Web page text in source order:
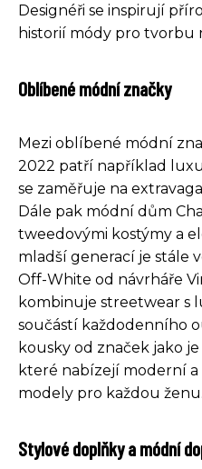
Designéři se inspirují
historií módy pro tvorbu
Oblíbené módní značky
Mezi oblíbené módní
2022 patří například
se zaměřuje na
Dále pak módní dům
tweedovými kostýmy a
mladší generací je stále
Off-White od návrháře
kombinuje streetwear s
součástí každodenního
kousky od značek jako
které nabízejí moderní
modely pro každou ženu.
Stylové doplňky a módní